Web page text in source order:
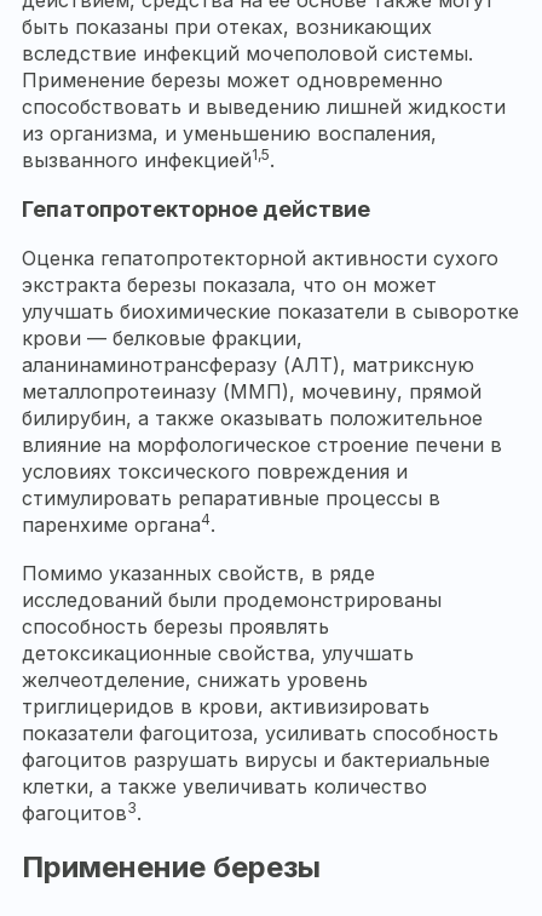
быть показаны при отеках, возникающих
вследствие инфекций мочеполовой системы.
Применение березы может одновременно
способствовать и выведению лишней жидкости
из организма, и уменьшению воспаления,
вызванного инфекцией1,5.
Гепатопротекторное действие
Оценка гепатопротекторной активности сухого
экстракта березы показала, что он может
улучшать биохимические показатели в сыворотке
крови — белковые фракции,
аланинаминотрансферазу (АЛТ), матриксную
металлопротеиназу (ММП), мочевину, прямой
билирубин, а также оказывать положительное
влияние на морфологическое строение печени в
условиях токсического повреждения и
стимулировать репаративные процессы в
паренхиме органа4.
Помимо указанных свойств, в ряде
исследований были продемонстрированы
способность березы проявлять
детоксикационные свойства, улучшать
желчеотделение, снижать уровень
триглицеридов в крови, активизировать
показатели фагоцитоза, усиливать способность
фагоцитов разрушать вирусы и бактериальные
клетки, а также увеличивать количество
фагоцитов3.
Применение березы